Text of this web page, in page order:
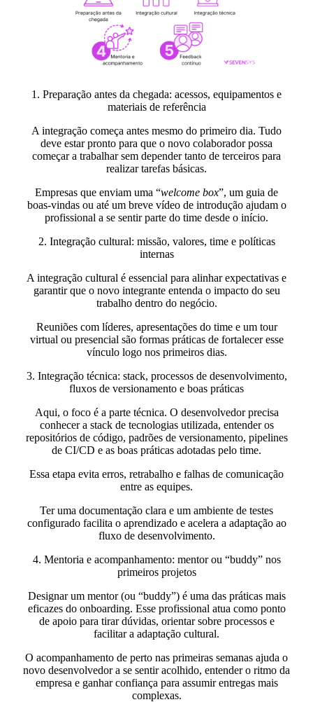
1. Preparação antes da chegada: acessos, equipamentos e
materiais de referência
A integração começa antes mesmo do primeiro dia. Tudo
deve estar pronto para que o novo colaborador possa
começar a trabalhar sem depender tanto de terceiros para
realizar tarefas básicas.
Empresas que enviam uma “welcome box”, um guia de
boas-vindas ou até um breve vídeo de introdução ajudam o
profissional a se sentir parte do time desde o início.
2. Integração cultural: missão, valores, time e políticas
internas
A integração cultural é essencial para alinhar expectativas e
garantir que o novo integrante entenda o impacto do seu
trabalho dentro do negócio.
Reuniões com líderes, apresentações do time e um tour
virtual ou presencial são formas práticas de fortalecer esse
vínculo logo nos primeiros dias.
3. Integração técnica: stack, processos de desenvolvimento,
fluxos de versionamento e boas práticas
Aqui, o foco é a parte técnica. O desenvolvedor precisa
conhecer a stack de tecnologias utilizada, entender os
repositórios de código, padrões de versionamento, pipelines
de CI/CD e as boas práticas adotadas pelo time.
Essa etapa evita erros, retrabalho e falhas de comunicação
entre as equipes.
Ter uma documentação clara e um ambiente de testes
configurado facilita o aprendizado e acelera a adaptação ao
fluxo de desenvolvimento.
4. Mentoria e acompanhamento: mentor ou “buddy” nos
primeiros projetos
Designar um mentor (ou “buddy”) é uma das práticas mais
eficazes do onboarding. Esse profissional atua como ponto
de apoio para tirar dúvidas, orientar sobre processos e
facilitar a adaptação cultural.
O acompanhamento de perto nas primeiras semanas ajuda o
novo desenvolvedor a se sentir acolhido, entender o ritmo da
empresa e ganhar confiança para assumir entregas mais
complexas.